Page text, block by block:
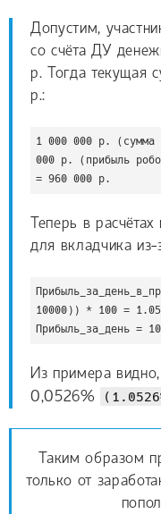
Допустим,
со счёта ДУ
р. Тогда текущая
р.:
1 000 000 р. (сумма
000 р. (прибыль
= 960 000 р.
Теперь в
для вкладчика
10000)) * 100 =
Прибыль_за_день =
Из примера
0,0526%
Таким образом
только от